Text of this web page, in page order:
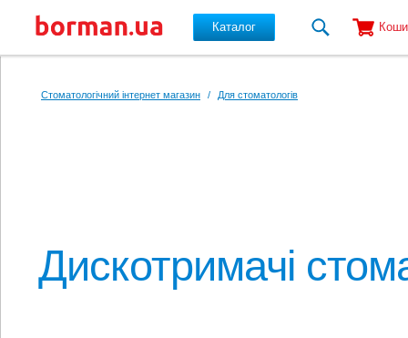
Каталог
Стоматологічний інтернет магазин / Для стоматологів
Дискотримачі